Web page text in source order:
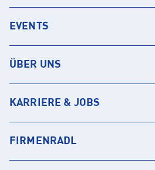
EVENTS
ÜBER UNS
KARRIERE & JOBS
FIRMENRADL